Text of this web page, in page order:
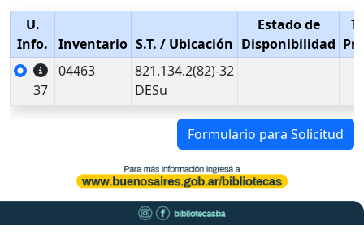
U.
Info.
Inventario S.T. / Ubicación
Estado de
Disponibilidad
37
04463
821.134.2(82)-32
DESu
Formulario para Solicitud